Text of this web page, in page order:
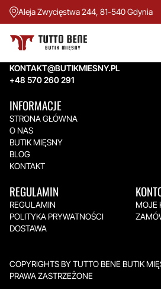
Aleja Zwycięstwa 244, 81-540 Gdynia
TUTTO BENE BUTIK MIĘSNY
Aleja Zwycięstwa 244,
KONTAKT@BUTIKMIESNY.PL
+48 570 260 291
INFORMACJE
STRONA GŁÓWNA
O NAS
BUTIK MIĘSNY
BLOG
KONTAKT
REGULAMIN
REGULAMIN
POLITYKA PRYWATNOŚCI
DOSTAWA
MOJE
COPYRIGHTS BY TUTTO BENE BUTIK
PRAWA ZASTRZEŻONE